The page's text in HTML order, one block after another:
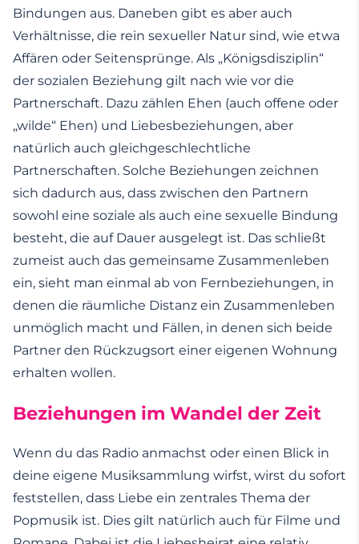
Bindungen aus. Daneben gibt es aber auch
Verhältnisse, die rein sexueller Natur sind, wie etwa
Affären oder Seitensprünge. Als „Königsdisziplin“
der sozialen Beziehung gilt nach wie vor die
Partnerschaft. Dazu zählen Ehen (auch offene oder
„wilde“ Ehen) und Liebesbeziehungen, aber
natürlich auch gleichgeschlechtliche
Partnerschaften. Solche Beziehungen zeichnen
sich dadurch aus, dass zwischen den Partnern
sowohl eine soziale als auch eine sexuelle Bindung
besteht, die auf Dauer ausgelegt ist. Das schließt
zumeist auch das gemeinsame Zusammenleben
ein, sieht man einmal ab von Fernbeziehungen, in
denen die räumliche Distanz ein Zusammenleben
unmöglich macht und Fällen, in denen sich beide
Partner den Rückzugsort einer eigenen Wohnung
erhalten wollen.
Beziehungen im Wandel der Zeit
Wenn du das Radio anmachst oder einen Blick in
deine eigene Musiksammlung wirfst, wirst du sofort
feststellen, dass Liebe ein zentrales Thema der
Popmusik ist. Dies gilt natürlich auch für Filme und